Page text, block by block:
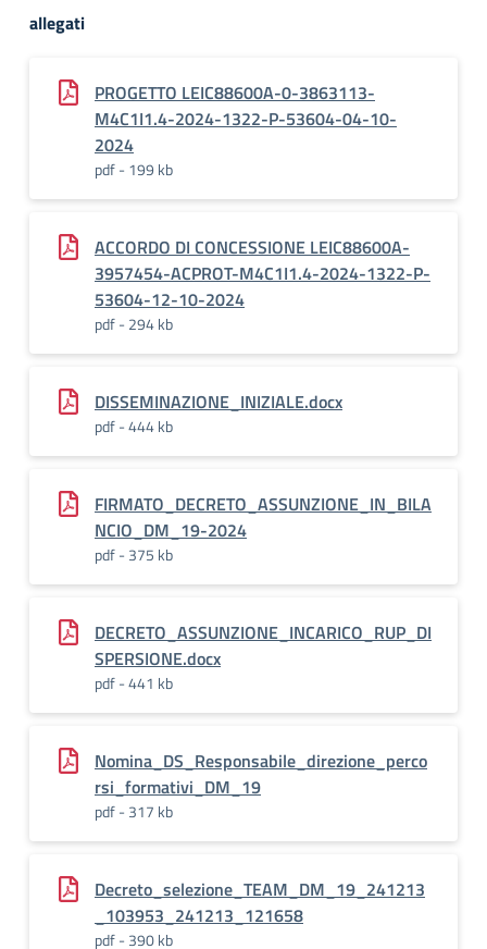
allegati
PROGETTO LEIC88600A-0-3863113-
M4C1I1.4-2024-1322-P-53604-04-10-
2024
pdf - 199 kb
ACCORDO DI CONCESSIONE LEIC88600A-
3957454-ACPROT-M4C1I1.4-2024-1322-P-
53604-12-10-2024
pdf - 294 kb
DISSEMINAZIONE_INIZIALE.docx
pdf - 444 kb
FIRMATO_DECRETO_ASSUNZIONE_IN_BILA
NCIO_DM_19-2024
pdf - 375 kb
DECRETO_ASSUNZIONE_INCARICO_RUP_DI
SPERSIONE.docx
pdf - 441 kb
Nomina_DS_Responsabile_direzione_perco
rsi_formativi_DM_19
pdf - 317 kb
Decreto_selezione_TEAM_DM_19_241213
_103953_241213_121658
pdf - 390 kb